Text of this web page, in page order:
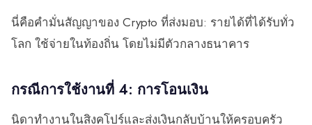
นี่คือคำมั่นสัญญาของ Crypto ที่ส่งมอบ: รายได้ที่ได้รับทั่ว
โลก ใช้จ่ายในท้องถิ่น โดยไม่มีตัวกลางธนาคาร
กรณีการใช้งานที่ 4: การโอนเงิน
นิดาทำงานในสิงคโปร์และส่งเงินกลับบ้านให้ครอบครัว